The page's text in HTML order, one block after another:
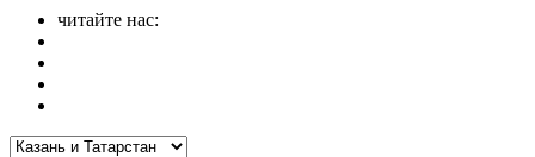
читайте нас: